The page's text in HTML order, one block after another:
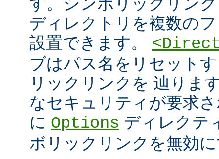
ディレクトリを複数の
設置できます。
ブはパス名をリセット
リックリンクを 辿りま
なセキュリティが要求
に Options ディレクテ
ボリックリンクを無効